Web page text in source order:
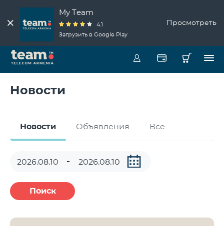
My Team
4.1
Загрузить в Google Play
Просмотреть
Новости
Новости Объявления Все
Поиск